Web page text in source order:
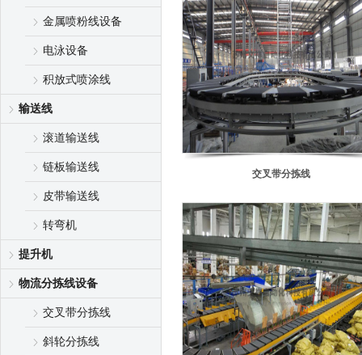
金属喷粉线设备
电泳设备
积放式喷涂线
输送线
滚道输送线
链板输送线
皮带输送线
转弯机
提升机
物流分拣线设备
交叉带分拣线
斜轮分拣线
交叉带分拣线